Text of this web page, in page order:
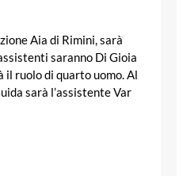
Aia di Rimini, sarà
saranno Di Gioia
ruolo di quarto uomo. Al
sarà l’assistente Var